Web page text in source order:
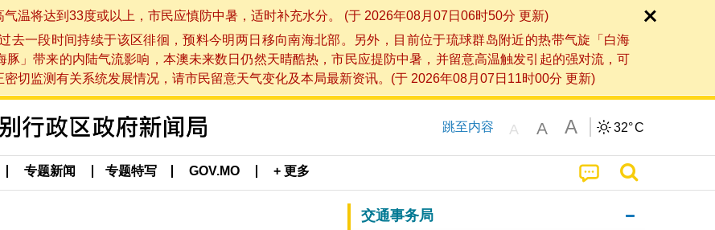
温将达到33度或以上，市民应慎防中暑，适时补充水分。 (于 2026年08月07日06时50分 更新)
去一段时间持续于该区徘徊，预料今明两日移向南海北部。另外，目前位于琉球群岛附近的热带气旋「白海
」带来的内陆气流影响，本澳未来数日仍然天晴酷热，市民应提防中暑，并留意高温触发引起的强对流，可
切监测有关系统发展情况，请市民留意天气变化及本局最新资讯。(于 2026年08月07日11时00分 更新)
跳至内容 A A A 32°C
专题新闻 专题特写 GOV.MO + 更多
交通事务局